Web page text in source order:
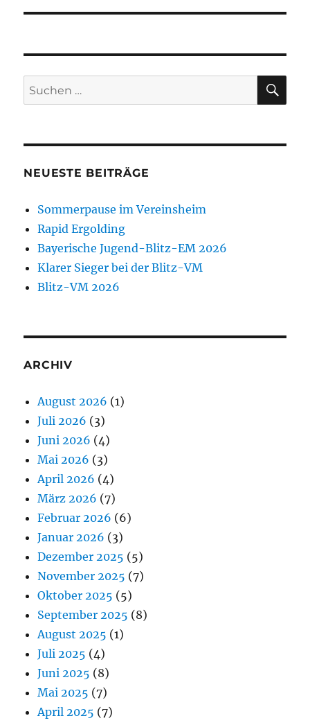
Suchen
nach:
NEUESTE BEITRÄGE
Sommerpause im Vereinsheim
Rapid Ergolding
Bayerische Jugend-Blitz-EM 2026
Klarer Sieger bei der Blitz-VM
Blitz-VM 2026
ARCHIV
August 2026 (1)
Juli 2026 (3)
Juni 2026 (4)
Mai 2026 (3)
April 2026 (4)
März 2026 (7)
Februar 2026 (6)
Januar 2026 (3)
Dezember 2025 (5)
November 2025 (7)
Oktober 2025 (5)
September 2025 (8)
August 2025 (1)
Juli 2025 (4)
Juni 2025 (8)
Mai 2025 (7)
April 2025 (7)